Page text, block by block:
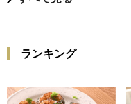
ランキング